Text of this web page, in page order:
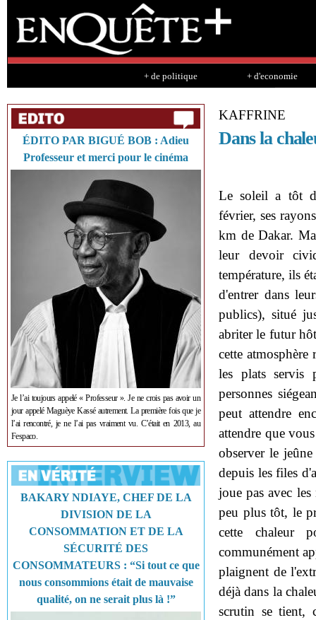
+ de politique + d'economie
ÉDITO PAR BIGUÉ BOB : Adieu
Professeur et merci pour le cinéma
Je l’ai toujours appelé « Professeur ». Je ne crois pas avoir un
jour appelé Maguèye Kassé autrement. La première fois que je
l’ai rencontré, je ne l’ai pas vraiment vu. C’était en 2013, au
Fespaco.
BAKARY NDIAYE, CHEF DE LA
DIVISION DE LA
CONSOMMATION ET DE LA
SÉCURITÉ DES
CONSOMMATEURS : “Si tout ce que
nous consommions était de mauvaise
qualité, on ne serait plus là !”
KAFFRINE
Dans la
Le soleil a tôt
février, ses
km de Dakar.
leur devoir
température, ils
d'entrer dans
publics), situé
abriter le futur
cette
les plats servis
personnes
peut attendre
attendre que
observer le
depuis les files
joue pas avec les
peu plus tôt, le
cette chaleur
communément
plaignent de
déjà dans la
scrutin se tient,